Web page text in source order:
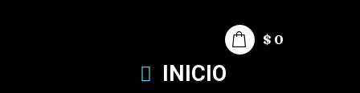
$ 0
INICIO